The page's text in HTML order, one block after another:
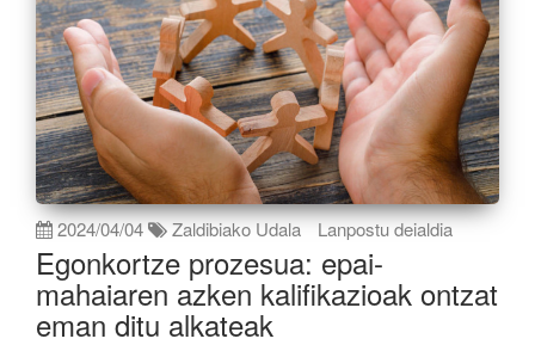
2024/04/04 Zaldibiako Udala Lanpostu deialdia
Egonkortze prozesua: epai-
mahaiaren azken kalifikazioak ontzat
eman ditu alkateak